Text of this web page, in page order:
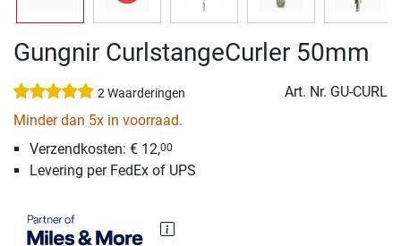
Gungnir CurlstangeCurler 50mm
2 Waarderingen Art. Nr. GU-CURL
Minder dan 5x in voorraad.
Verzendkosten: € 12,00
Levering per FedEx of UPS